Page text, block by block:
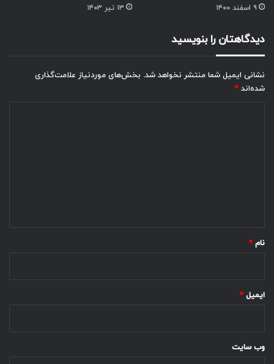
۹ اسفند ۱۴۰۰ ۱۳ تیر ۱۴۰۳
دیدگاهتان را بنویسید
نشانی ایمیل شما منتشر نخواهد شد. بخش‌های موردنیاز علامت‌گذاری
شده‌اند *
نام *
ایمیل *
وب‌ سایت